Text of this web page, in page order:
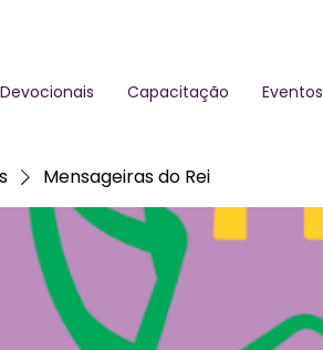
Devocionais Capacitação Eventos
Mensageiras do Rei